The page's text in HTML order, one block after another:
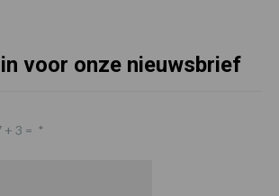
voor onze nieuwsbrief
+ 3 = *